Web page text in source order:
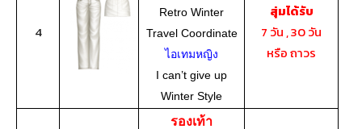
4
Retro Winter
Travel Coordinate
ไอเทมหญิง
I can’t give up
Winter Style
สุ่มได้รับ
7 วัน , 30 วัน
หรือ ถาวร
รองเท้า